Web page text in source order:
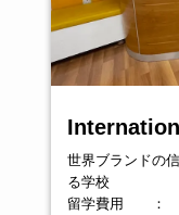
世界ブランドの
る学校
留学費用 ：